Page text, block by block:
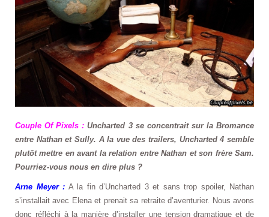
Couple Of Pixels : Uncharted 3 se concentrait sur la Bromance
entre Nathan et Sully. A la vue des trailers, Uncharted 4 semble
plutôt mettre en avant la relation entre Nathan et son frère Sam.
Pourriez-vous nous en dire plus ?
Arne Meyer : A la fin d’Uncharted 3 et sans trop spoiler, Nathan
s’installait avec Elena et prenait sa retraite d’aventurier. Nous avons
donc réfléchi à la manière d’installer une tension dramatique et de